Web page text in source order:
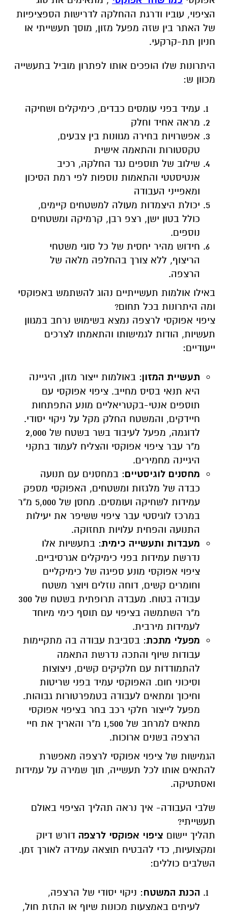
הציפוי, עוביו ודרגת ההחלקה לדרישות הספציפיות
של האתר בין שזה מפעל מזון, מוסך תעשייתי או
חניון תת-קרקעי.
היתרונות שלו הופכים אותו לפתרון מוביל בתעשייה
מכוון ש:
עמיד בפני עומסים כבדים, כימיקלים ושחיקה
מראה אחיד וחלק
אפשרויות בחירה מגוונות בין צבעים,
טקסטורות והתאמה אישית
שילוב של תוספים נגד החלקה, רכיב
אנטיסטטי והתאמות נוספות לפי רמת הסיכון
ומאפייני העבודה
יכולת היצמדות מעולה למשטחים קיימים,
כולל בטון ישן, רצפ רבן, קרמיקה ומשטחים
נוספים.
חידוש מהיר יחסית של כל סוגי משטחי
הריצוף, ללא צורך בהחלפה מלאה של
הרצפה.
באילו אולמות תעשייתיים נהוג להשתמש באפוקסי
ומה היתרונות בכל תחום?
ציפוי אפוקסי לרצפה נמצא בשימוש נרחב במגוון
תעשיות, הודות לגמישותו והתאמתו לצרכים
ייעודיים:
תעשיית המזון: באולמות ייצור מזון, היגיינה
היא תנאי בסיס מחייב. ציפוי אפוקסי עם
תוספים אנטי-בקטריאליים מונע התפתחות
חיידקים, והמשטח החלק מקל על ניקוי יסודי.
לדוגמה, מפעל לעיבוד בשר בשטח של 2,000
מ"ר עבר ציפוי אפוקסי והצליח לעמוד בתקני
היגיינה מחמירים.
מחסנים לוגיסטיים: במחסנים עם תנועה
כבדה של מלגזות ומשטחים, האפוקסי מספק
עמידות לשחיקה ועומסים. מחסן של 5,000 מ"ר
במרכז לוגיסטי עבר ציפוי ששיפר את יעילות
התנועה והפחית עלויות תחזוקה.
מעבדות ותעשייה כימית: בתעשיות אלו
נדרשת עמידות בפני כימיקלים אגרסיביים.
ציפוי אפוקסי מונע ספיגה של כימיקליים
וחומרים קשים, דוחה נוזלים ויוצר משטח
עבודה בטוח. מעבדה תרופתית בשטח של 300
מ"ר השתמשה בציפוי עם תוסף כימי מיוחד
לעמידות מירבית.
מפעלי מתכת: בסביבת עבודה בה מתקיימות
עבודות שיוף והתכה נדרשת התאמה
להתמודדות עם חלקיקים קשים, ניצוצות
וסיכוני חום. האפוקסי עמיד בפני שריטות
וחיכוך ומתאים לעבודה בטמפרטורות גבוהות.
מפעל לייצור חלקי רכב בחר בציפוי אפוקסי
מתאים למרחב של 1,500 מ"ר והאריך את חיי
הרצפה בשנים ארוכות.
הגמישות של ציפוי אפוקסי לרצפה מאפשרת
להתאים אותו לכל תעשייה, תוך שמירה על עמידות
ואסתטיקה.
שלבי העבודה- איך נראה תהליך הציפוי באולם
תעשייתי?
תהליך יישום ציפוי אפוקסי לרצפה דורש דיוק
ומקצועיות, כדי להבטיח תוצאה עמידה לאורך זמן.
השלבים כוללים:
הכנת המשטח: ניקוי יסודי של הרצפה,
לעיתים באמצעות מכונות שיוף או התזת חול,